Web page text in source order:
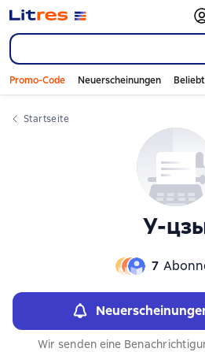
Promo-Code Neuerscheinungen Beliebt
Startseite
У-
7
Wir senden eine
Слайдер с книгами
Слайдер с книгами